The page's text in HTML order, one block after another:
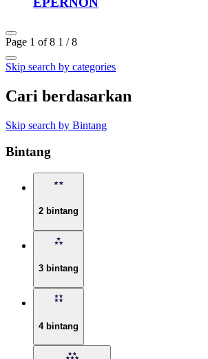
Page 1 of 8 1 / 8
Skip search by categories
Cari berdasarkan
Skip search by Bintang
Bintang
2 bintang
3 bintang
4 bintang